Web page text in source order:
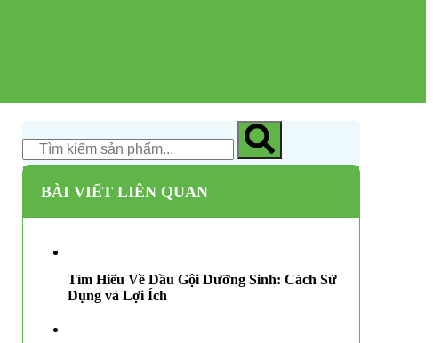
BÀI VIẾT LIÊN QUAN
Tìm Hiểu Về Dầu Gội Dưỡng Sinh: Cách Sử
Dụng và Lợi Ích